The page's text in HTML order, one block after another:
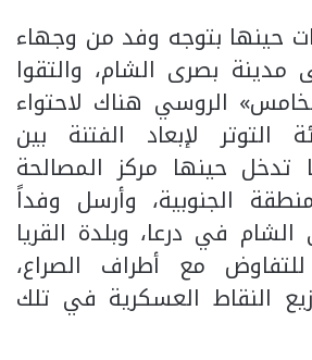
حينها بتوجه وفد من وجهاء
مدينة بصرى الشام، والتقوا
الروسي هناك لاحتواء
التوتر لإبعاد الفتنة بين
تدخل حينها مركز المصالحة
الجنوبية، وأرسل وفداً
في درعا، وبلدة القريا
مع أطراف الصراع،
النقاط العسكرية في تلك